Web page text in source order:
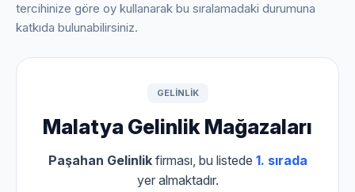
tercihinize göre oy kullanarak bu sıralamadaki durumuna
katkıda bulunabilirsiniz.
GELINLIK
Malatya Gelinlik Mağazaları
Paşahan Gelinlikfirması, bu listede 1. sırada
yer almaktadır.